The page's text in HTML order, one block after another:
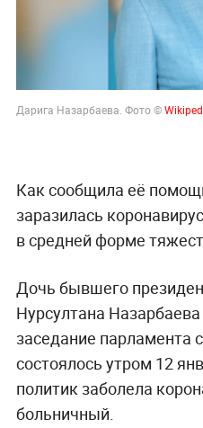
Дарига Назарбаева. Фото ©
Как сообщила её
заразилась
в средней форме
Дочь бывшего
Нурсултана
заседание парламента
состоялось утром 12
политик заболела
больничный.